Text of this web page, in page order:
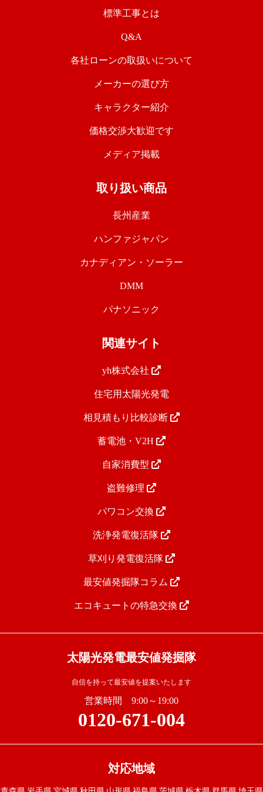
標準工事とは
Q&A
各社ローンの取扱いについて
メーカーの選び方
キャラクター紹介
価格交渉大歓迎です
メディア掲載
取り扱い商品
長州産業
ハンファジャパン
カナディアン・ソーラー
DMM
パナソニック
関連サイト
yh株式会社
住宅用太陽光発電
相見積もり比較診断
蓄電池・V2H
自家消費型
盗難修理
パワコン交換
洗浄発電復活隊
草刈り発電復活隊
最安値発掘隊コラム
エコキュートの特急交換
太陽光発電最安値発掘隊
自信を持って最安値を提案いたします
営業時間 9:00～19:00
0120-671-004
対応地域